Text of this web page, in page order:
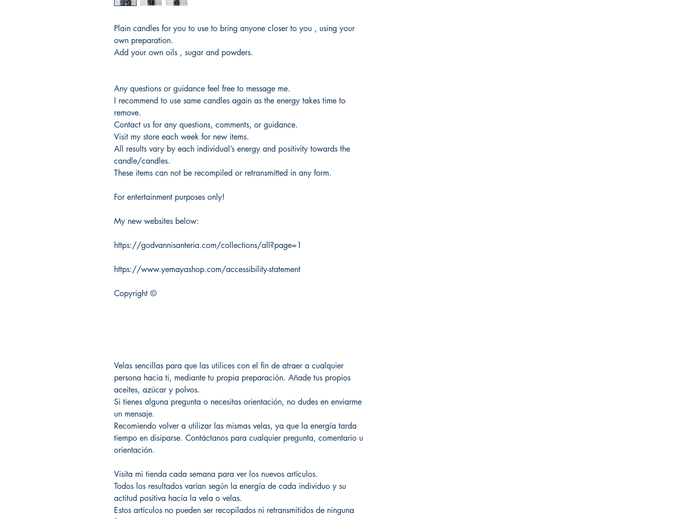
Plain candles for you to use to bring anyone closer to you , using your
own preparation.
Add your own oils , sugar and powders.
Any questions or guidance feel free to message me.
I recommend to use same candles again as the energy takes time to
remove.
Contact us for any questions, comments, or guidance.
Visit my store each week for new items.
All results vary by each individual’s energy and positivity towards the
candle/candles.
These items can not be recompiled or retransmitted in any form.
For entertainment purposes only!
My new websites below:
https://godvannisanteria.com/collections/all?page=1
https://www.yemayashop.com/accessibility-statement
Copyright ©
Velas sencillas para que las utilices con el fin de atraer a cualquier
persona hacia ti, mediante tu propia preparación. Añade tus propios
aceites, azúcar y polvos.
Si tienes alguna pregunta o necesitas orientación, no dudes en enviarme
un mensaje.
Recomiendo volver a utilizar las mismas velas, ya que la energía tarda
tiempo en disiparse. Contáctanos para cualquier pregunta, comentario u
orientación.
Visita mi tienda cada semana para ver los nuevos artículos.
Todos los resultados varían según la energía de cada individuo y su
actitud positiva hacia la vela o velas.
Estos artículos no pueden ser recopilados ni retransmitidos de ninguna